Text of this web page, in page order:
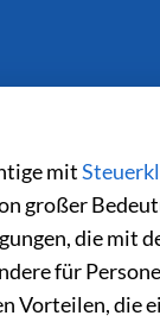
mit
großer
die mit
für
Vorteilen, die